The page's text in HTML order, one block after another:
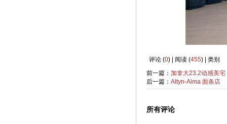
评论 (0) | 阅读 (455) | 类别
前一篇： 加拿大23.2动感美宅
后一篇： Altyn-Alma 面条店
所有评论